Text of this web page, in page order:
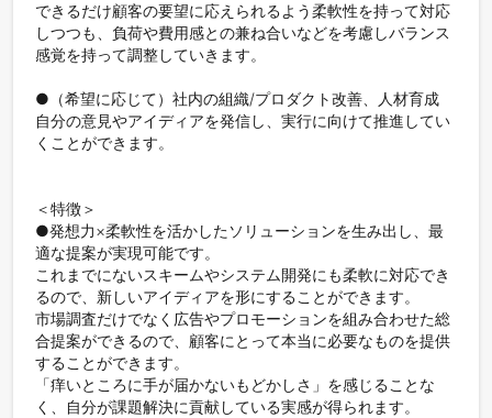
できるだけ顧客の要望に応えられるよう柔軟性を持って対応
しつつも、負荷や費用感との兼ね合いなどを考慮しバランス
感覚を持って調整していきます。
●（希望に応じて）社内の組織/プロダクト改善、人材育成
自分の意見やアイディアを発信し、実行に向けて推進してい
くことができます。
＜特徴＞
●発想力×柔軟性を活かしたソリューションを生み出し、最
適な提案が実現可能です。
これまでにないスキームやシステム開発にも柔軟に対応でき
るので、新しいアイディアを形にすることができます。
市場調査だけでなく広告やプロモーションを組み合わせた総
合提案ができるので、顧客にとって本当に必要なものを提供
することができます。
「痒いところに手が届かないもどかしさ」を感じることな
く、自分が課題解決に貢献している実感が得られます。